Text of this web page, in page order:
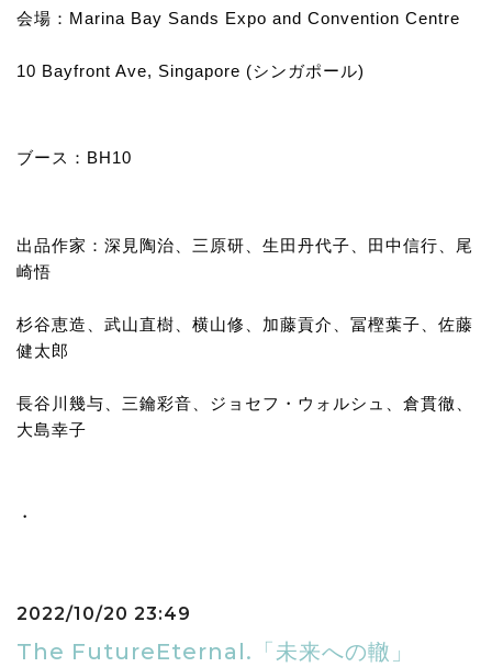
会場：Marina Bay Sands Expo and Convention Centre
10 Bayfront Ave, Singapore (シンガポール)
ブース：BH10
出品作家：深見陶治、三原研、生田丹代子、田中信行、尾
崎悟
杉谷恵造、武山直樹、横山修、加藤貢介、冨樫葉子、佐藤
健太郎
長谷川幾与、三鑰彩音、ジョセフ・ウォルシュ、倉貫徹、
大島幸子
・
2022/10/20 23:49
The FutureEternal.「未来への轍」